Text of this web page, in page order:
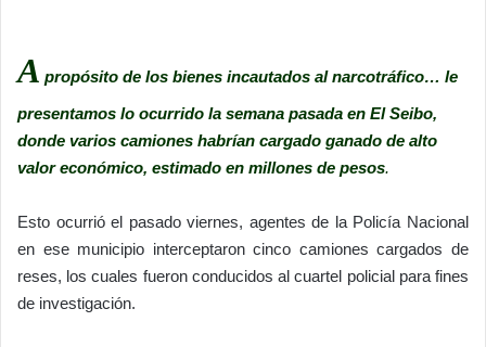
A propósito de los bienes incautados al narcotráfico… le
presentamos lo ocurrido la semana pasada en El Seibo,
donde varios camiones habrían cargado ganado de alto
valor económico, estimado en millones de pesos.
Esto ocurrió el pasado viernes, agentes de la Policía Nacional
en ese municipio interceptaron cinco camiones cargados de
reses, los cuales fueron conducidos al cuartel policial para fines
de investigación.